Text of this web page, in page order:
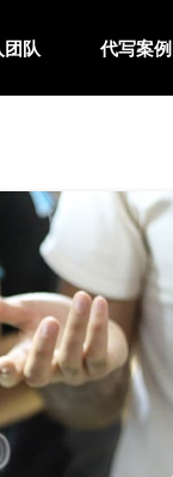
团队 代写案例